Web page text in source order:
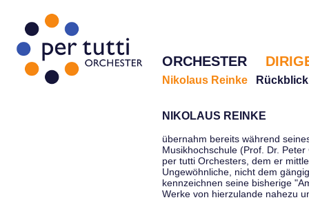
ORCHESTER
Nikolaus Reinke Rückblick
NIKOLAUS REINKE
übernahm bereits während
Musikhochschule (Prof. Dr.
per tutti Orchesters, dem er
Ungewöhnliche, nicht dem
kennzeichnen seine bisherige
Werke von hierzulande nahezu